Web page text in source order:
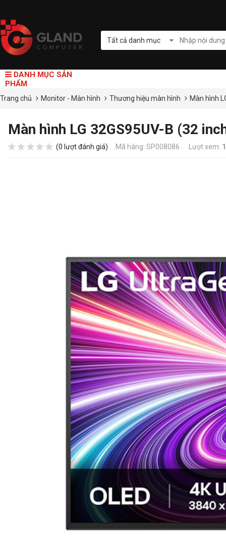
Tất cả danh mục
DANH MỤC SẢN
PHẨM
Trang chủ Monitor - Màn hình Thương hiệu màn hình Màn hình
Màn hình LG 32GS95UV-B (32
(0 lượt đánh giá) Mã hàng: SP008086 Lượt xem: